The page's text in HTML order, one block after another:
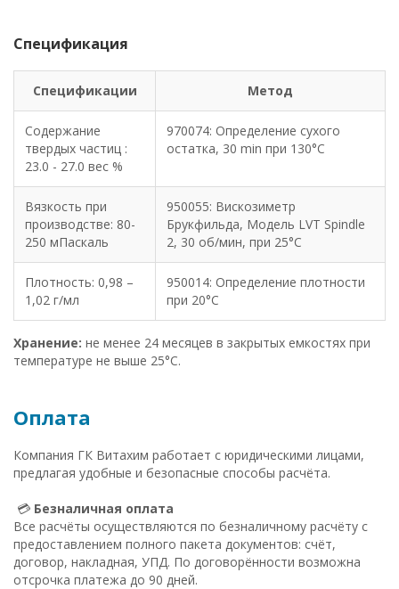
Спецификация
Спецификации Метод
Содержание
твердых частиц :
23.0 - 27.0 вес %
970074: Определение сухого
остатка, 30 min при 130°C
Вязкость при
производстве: 80-
250 мПаскаль
950055: Вискозиметр
Брукфильда, Модель LVT Spindle
2, 30 об/мин, при 25°C
Плотность: 0,98 –
1,02 г/мл
950014: Определение плотности
при 20°C
Хранение: не менее 24 месяцев в закрытых емкостях при
температуре не выше 25°C.
Оплата
Компания ГК Витахим работает с юридическими лицами,
предлагая удобные и безопасные способы расчёта.
💳 Безналичная оплата
Все расчёты осуществляются по безналичному расчёту с
предоставлением полного пакета документов: счёт,
договор, накладная, УПД. По договорённости возможна
отсрочка платежа до 90 дней.